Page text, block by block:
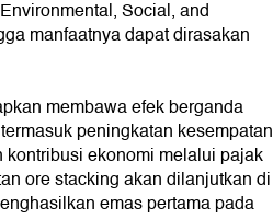
Social, and
manfaatnya dapat dirasakan
membawa efek berganda
peningkatan kesempatan
ekonomi melalui pajak
ore stacking akan dilanjutkan di
emas pertama pada